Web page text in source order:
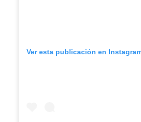
Ver esta publicación en